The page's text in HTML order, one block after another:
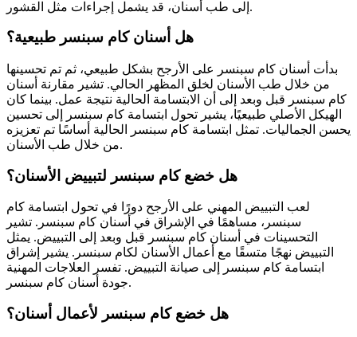
إلى طب أسنان، قد يشمل إجراءات مثل القشور.
هل أسنان كام سبنسر طبيعية؟
بدأت أسنان كام سبنسر على الأرجح بشكل طبيعي، ثم تم تحسينها
من خلال طب الأسنان لخلق المظهر الحالي. تشير مقارنة أسنان
كام سبنسر قبل وبعد إلى أن الابتسامة الحالية نتيجة عمل. بينما كان
الهيكل الأصلي طبيعيًا، يشير تحول ابتسامة كام سبنسر إلى تحسين
يحسن الجماليات. تمثل ابتسامة كام سبنسر الحالية أساسًا تم تعزيزه
من خلال طب الأسنان.
هل خضع كام سبنسر لتبييض الأسنان؟
لعب التبييض المهني على الأرجح دورًا في تحول ابتسامة كام
سبنسر، مساهمًا في الإشراق في أسنان كام سبنسر. تشير
التحسينات في أسنان كام سبنسر قبل وبعد إلى التبييض. يمثل
التبييض نهجًا متسقًا مع أعمال الأسنان لكام سبنسر. يشير إشراق
ابتسامة كام سبنسر إلى صيانة التبييض. تفسر العلاجات المهنية
جودة أسنان كام سبنسر.
هل خضع كام سبنسر لأعمال أسنان؟